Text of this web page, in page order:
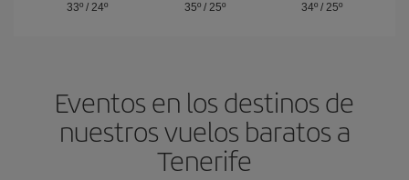
33º/ 24º
35º/ 25º
34º /25º
Eventos en los destinos de
nuestros vuelos baratos a
Tenerife